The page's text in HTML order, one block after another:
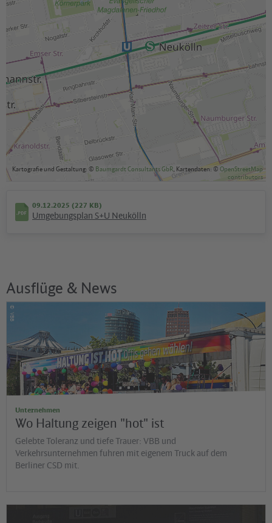
Kartografie und Gestaltung: © Baumgardt Consultants GbR , Kartendaten: ©OpenStreetMap
contributors
09.12.2025 (227 KB)
Umgebungsplan S+U Neukölln
Ausflüge & News
©
VBB
Unternehmen
Wo Haltung zeigen "hot" ist
Gelebte Toleranz und tiefe Trauer: VBB und
Verkehrsunternehmen fuhren mit eigenem Truck auf dem
Berliner CSD mit.